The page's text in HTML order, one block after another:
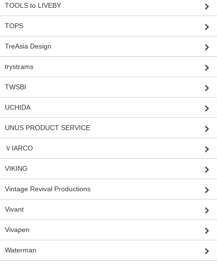
TOOLS to LIVEBY
TOPS
TreAsia Design
trystrams
TWSBI
UCHIDA
UNUS PRODUCT SERVICE
ＶIARCO
VIKING
Vintage Revival Productions
Vivant
Vivapen
Waterman